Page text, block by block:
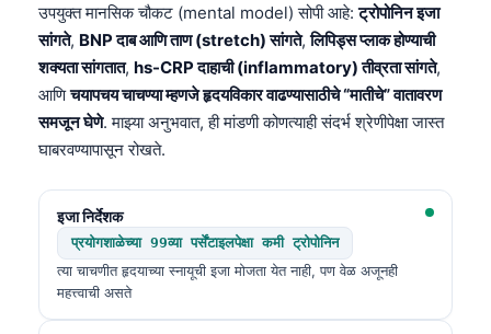
उपयुक्त मानसिक चौकट (mental model) सोपी आहे:ट्रोपोनिन इजा
सांगते, BNP दाब आणि ताण (stretch) सांगते,लिपिड्स प्लाक होण्याची
शक्यता सांगतात, hs-CRP दाहाची (inflammatory) तीव्रता सांगते,
आणिचयापचय चाचण्या म्हणजे हृदयविकार वाढण्यासाठीचे “मातीचे” वातावरण
समजून घेणे. माझ्या अनुभवात, ही मांडणी कोणत्याही संदर्भ श्रेणीपेक्षा जास्त
घाबरवण्यापासून रोखते.
इजा निर्देशक
प्रयोगशाळेच्या 99व्या पर्सेंटाइलपेक्षा कमी ट्रोपोनिन
त्या चाचणीत हृदयाच्या स्नायूची इजा मोजता येत नाही, पण वेळ अजूनही
महत्त्वाची असते